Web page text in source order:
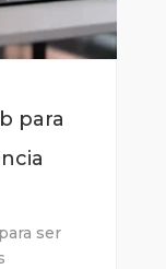
para
ser